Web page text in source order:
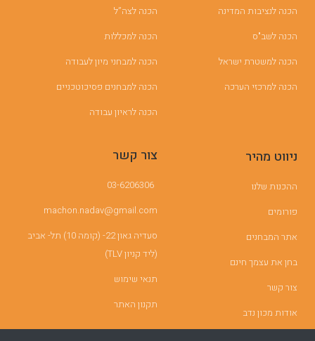
הכנה לנציבות המדינה
הכנה לשב"ס
הכנה למשטרת ישראל
הכנה למרכזי הערכה
הכנה לצה”ל
הכנה למכללות
הכנה למבחני מיון לעבודה
הכנה למבחנים פסיכוטכניים
הכנה לראיון עבודה
ניווט מהיר
ההכנות שלנו
פורומים
אתר המבחנים
בחן את עצמך חינם
צור קשר
אודות מכון נדב
צור קשר
03-6206306
machon.nadav@gmail.com
סעדיה גאון 22- (קומה 10) תל- אביב
(ליד קניון TLV)
תנאי שימוש
תקנון האתר